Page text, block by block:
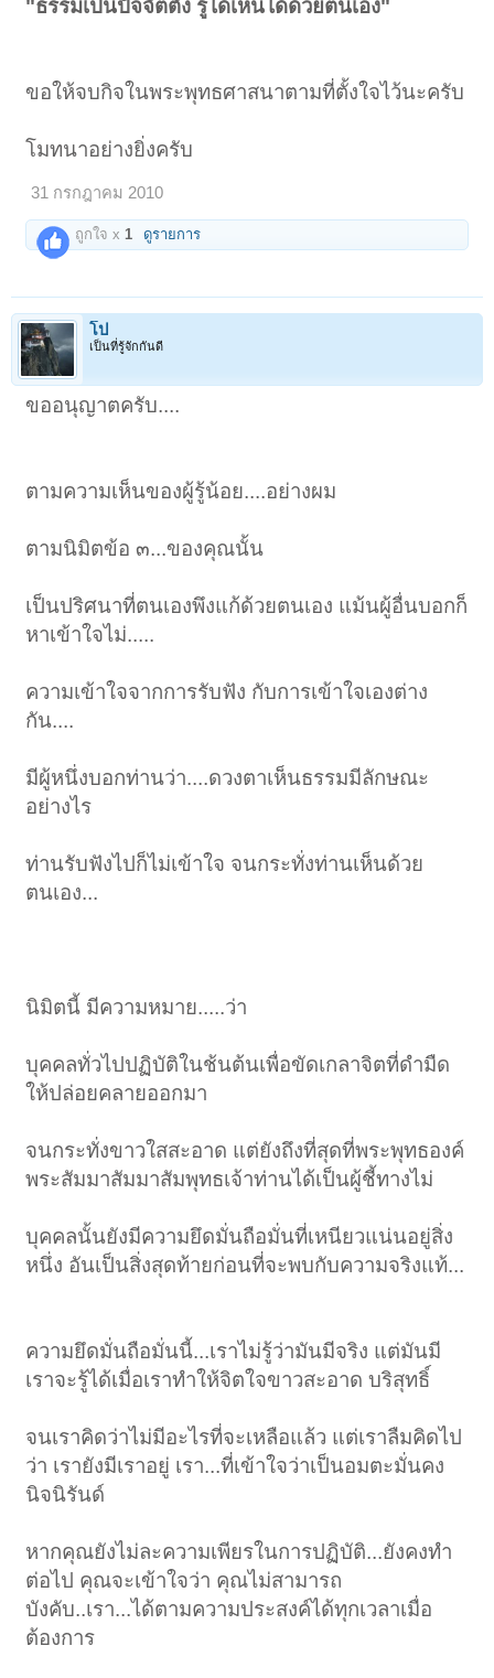
สวยงามมาก และเป็นท่าใหม่ ผมก้าวขึ้นไป พอขึ้นไปยืนบนท่าเรือเรียบร้อย
ไม่น่าเชื่อ คนที่นั่งอยู่ข้างหลังผมคือสมเด็จพระพี่นางเธอท่านยิ้มให้ผมอย่าง
เมตตา ผมเกิดความรู้สึกปลาบปลื้มใจขึ้นมา
ผมไม่รู้ว่านิมิตนี้มีความหมายว่าอะไร ทำไมท่านถึงเมตตาผมและท่านรู้จัก
ผมได้อย่างไร
นิมิตที่ 2เกิดเมื่อปลายปีที่แล้วนี่เอง
ผมเห็นเป็นป่าโปร่งบรรยากาศดีสวยงาม ดูแล้วรู้สึกร่มรื่น ในขณะที่ผมกำลัง
ชมทิวทัศน์ธรรมชาติอยู่นั้นเอง ก็มีเสียงดังก้องกังวานใสขึ้นมาว่า
ผมมองไม่เห็นเจ้าของเสียงไม่รู้เป็นเสียงของใคร แต่เสียงนั้นดังก้องป่าไป
หมด
แล้วนิมิตก็หายไป
นิมิตที่ 3เกิดขึ้นเมื่อต้นปีนี้เอง เป็นพระมาสอนปฎิบัติธรรม ผมไม่รู้จริงๆว่า
พระท่านมีชื่อเสียงเรียงนามว่าอะไรผมไม่รู้จัก
พอท่านพูดจบก็มีพระพุทธรูปองค์ใหญ่สีดำเงาปางสมาธิปรากฎขึ้นมา ท่าน
บอกว่า
เริ่มแรกในการปฎิบัติ จิตของเรายังเต็มไปด้วยกิเลสตัณหา จึงทำให้จิตใจ
ของเราดำมืด การปฎิบัติก็เพื่อขัดเกลาจิตตัวเองจากกิเลสตัณหาที่ดำมืด
ขณะที่ท่านกำลังพูดสอนอยู่นั้นพระพุทธรูปก็มีการเปลี่ยนสีองค์ตามไปด้วย
จากพระพุทธรูปองค์สีดำเงาก็ค่อยๆเปลี่ยนเป็นสีขาวเรื่อยๆ จนกระทั่งเป็นสี
ท่านกล่าวอีกว่า แต่ความขาวสะอาดของจิตนี้ก็ยังมีโอกาสที่กิเลสมันจะเข้า
จิตของเจ้าใสปานดวงแก้วนี้
พระพุทธรูปค่อยๆโปร่งใสขึ้นๆ จนกระทั่งมีความโปร่งใส ดูแล้วเจิดจ้า
สวยงามมาก
แต่ในความใสของจิตนี้ก็ยังไม่เป็นที่สิ้นสุด โอกาสที่กิเสสจะเข้ามาเกาะกุม
ปฎิบัติจนกระทั่งไม่มีจิตหลงเหลือให้กิเลสเข้ามาเกาะกุมจิตใจของเจ้าได้อีก
ต่อไป จึงจะสิ้นสุดในความเพียรของการปฎิบัติ
พระพุทธรูปค่อยๆจางหายไป จนกระทั่งผมมองไม่เห็นพระพุทธรูปอีก มีแต่
ผมสงสัยในตอนสุดท้ายนี้แหละ ว่าจริงๆแล้วจิตก็เป็นสิ่งที่เรายึดเกาะอยู่
เหมือนกันหรือ แล้วถ้าจิตหายไปเราจะยึดเกาะกับอะไร การหายไปของจิตนี่
ส่วนที่เหลือก็เป็นพวกนิมิตที่วิญญาณมาขอส่วนบุญ ซึ่งมันคงไม่มีสาระอะไร
ผมก็ขอจบเท่านี้ครับ
เจริญในธรรมครับ
"ธรรมเป็นปัจจัตตัง รู้ได้เห็นได้ด้วยตนเอง"
ขอให้จบกิจในพระพุทธศาสนาตามที่ตั้งใจไว้นะครับ
โมทนาอย่างยิ่งครับ
31 กรกฎาคม 2010
ถูกใจ x1 ดูรายการ
โป
เป็นที่รู้จักกันดี
ขออนุญาตครับ....
ตามความเห็นของผู้รู้น้อย....อย่างผม
ตามนิมิตข้อ ๓...ของคุณนั้น
เป็นปริศนาที่ตนเองพึงแก้ด้วยตนเอง แม้นผู้อื่นบอกก็
หาเข้าใจไม่.....
ความเข้าใจจากการรับฟัง กับการเข้าใจเองต่าง
กัน....
มีผู้หนึ่งบอกท่านว่า....ดวงตาเห็นธรรมมีลักษณะ
อย่างไร
ท่านรับฟังไปก็ไม่เข้าใจ จนกระทั่งท่านเห็นด้วย
ตนเอง...
นิมิตนี้ มีความหมาย.....ว่า
บุคคลทั่วไปปฏิบัติในช้นต้นเพื่อขัดเกลาจิตที่ดำมืด
ให้ปล่อยคลายออกมา
จนกระทั่งขาวใสสะอาด แต่ยังถึงที่สุดที่พระพุทธองค์
พระสัมมาสัมมาสัมพุทธเจ้าท่านได้เป็นผู้ชี้ทางไม่
บุคคลนั้นยังมีความยึดมั่นถือมั่นที่เหนียวแน่นอยู่สิ่ง
หนึ่ง อันเป็นสิ่งสุดท้ายก่อนที่จะพบกับความจริงแท้...
ความยึดมั่นถือมั่นนี้...เราไม่รู้ว่ามันมีจริง แต่มันมี
เราจะรู้ได้เมื่อเราทำให้จิตใจขาวสะอาด บริสุทธิ์
จนเราคิดว่าไม่มีอะไรที่จะเหลือแล้ว แต่เราลืมคิดไป
ว่า เรายังมีเราอยู่ เรา...ที่เข้าใจว่าเป็นอมตะมั่นคง
นิจนิรันด์
หากคุณยังไม่ละความเพียรในการปฏิบัติ...ยังคงทำ
ต่อไป คุณจะเข้าใจว่า คุณไม่สามารถ
บังคับ..เรา...ได้ตามความประสงค์ได้ทุกเวลาเมื่อ
ต้องการ